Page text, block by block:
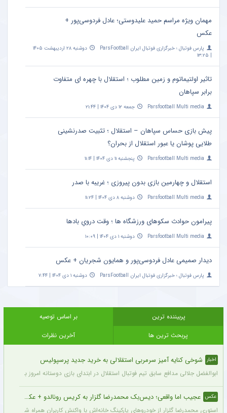
مهمان ویژه مراسم حمید علیدوستی؛ عادل فردوسی‌پور +
عکس
پارس فوتبال ؛ خبرگزاری فوتبال ایران ParsFootball
دوشنبه ۲۸ اردیبهشت ۱۴۰۵
| ۱۳:۲۵
تاثیر اولتیماتوم و زمین مطلوب ؛ استقلال با چهره ای متفاوت
برابر سپاهان
Parsfootball Multi media جمعه ۱۲ دی ۱۴۰۴ | ۲۱:۴۴
پیش بازی حساس سپاهان – استقلال ؛ تثبیت صدرنشینی
طلایی پوشان یا عبور استقلال از بحران؟
Parsfootball Multi media پنجشنبه ۱۱ دی ۱۴۰۴ | ۱۱:۱۴
استقلال و چهارمین بازی بدون پیروزی ؛ غریبه با صدر
Parsfootball Multi media دوشنبه ۸ دی ۱۴۰۴ | ۱۱:۲۴
پیرامون حوادث سکوهای ورزشگاه ها ؛ وقت درویِ بادها
Parsfootball Multi media دوشنبه ۱ دی ۱۴۰۴ | ۱۰:۰۹
دیدار صمیمی عادل فردوسی‌پور و همایون شجریان + عکس
پارس فوتبال ؛ خبرگزاری فوتبال ایران ParsFootball دوشنبه ۱ دی ۱۴۰۴ | ۷:۴۴
پربیننده ترین
بر اساس توصیه
پربحث ترین ها
آخرین نظرات
اخبار شوخی کنایه آمیز سرمربی استقلالی به خرید جدید پرسپولیس
ابوالفضل جلالی مدافع سابق تیم فوتبال استقلال در ابتدای بازی دوستانه امروز با
عکس عجیب اما واقعی؛ دیس‌بک محمدرضا گلزار به کریس رونالدو + عکس
استوری محمدرضا گلزار از خودروهای پارکینگ خانه‌اش با واکنش کاربران همراه شده و